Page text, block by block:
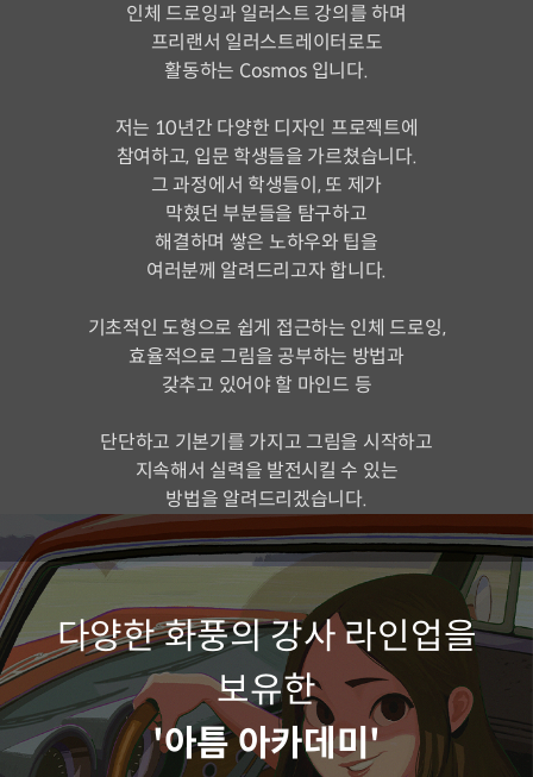
인체 드로잉과 일러스트 강의를 하며
프리랜서 일러스트레이터로도
활동하는 Cosmos 입니다.
저는 10년간 다양한 디자인 프로젝트에
참여하고, 입문 학생들을 가르쳤습니다.
그 과정에서 학생들이, 또 제가
막혔던 부분들을 탐구하고
해결하며 쌓은 노하우와 팁을
여러분께 알려드리고자 합니다.
기초적인 도형으로 쉽게 접근하는 인체 드로잉,
효율적으로 그림을 공부하는 방법과
갖추고 있어야 할 마인드 등
단단하고 기본기를 가지고 그림을 시작하고
지속해서 실력을 발전시킬 수 있는
방법을 알려드리겠습니다.
다양한 화풍의 강사 라인업을
보유한
'아틈 아카데미'